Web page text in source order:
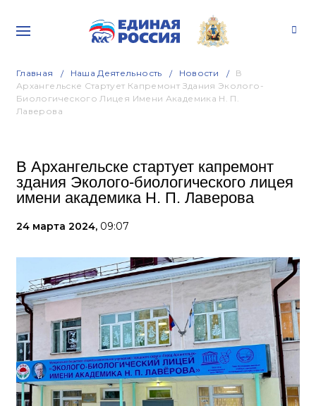
Главная Наша Деятельность Новости
В
Архангельске Стартует Капремонт Здания Эколого-
Биологического Лицея Имени Академика Н. П.
Лаверова
В Архангельске стартует капремонт
здания Эколого-биологического лицея
имени академика Н. П. Лаверова
24 марта 2024, 09:07